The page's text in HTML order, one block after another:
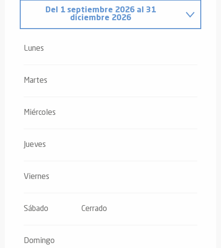
Del 1 septiembre 2026 al
31
diciembre 2026
Lunes
Martes
Miércoles
Jueves
Viernes
Sábado Cerrado
Domingo